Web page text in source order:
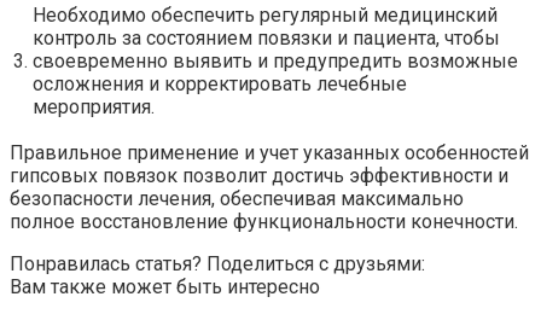
3.
Необходимо обеспечить регулярный медицинский
контроль за состоянием повязки и пациента, чтобы
своевременно выявить и предупредить возможные
осложнения и корректировать лечебные
мероприятия.
Правильное применение и учет указанных особенностей
гипсовых повязок позволит достичь эффективности и
безопасности лечения, обеспечивая максимально
полное восстановление функциональности конечности.
Понравилась статья? Поделиться с друзьями:
Вам также может быть интересно